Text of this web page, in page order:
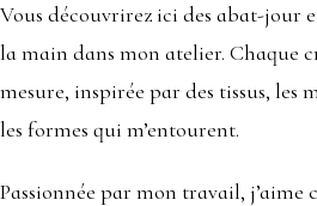
Vous découvrirez ici des abat-jour
la main dans mon atelier. Chaque
mesure, inspirée par des tissus, les
les formes qui m’entourent.
Passionnée par mon travail, j’aime